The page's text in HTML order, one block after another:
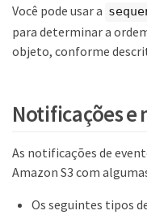
Você pode usar a
para determinar a
objeto, conforme
Notificações e
As notificações de
Amazon S3 com
Os seguintes tipos